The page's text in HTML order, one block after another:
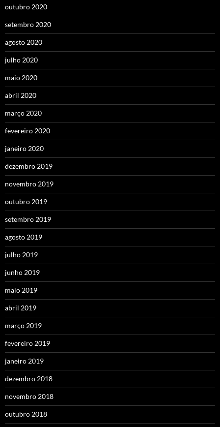
outubro 2020
setembro 2020
agosto 2020
julho 2020
maio 2020
abril 2020
março 2020
fevereiro 2020
janeiro 2020
dezembro 2019
novembro 2019
outubro 2019
setembro 2019
agosto 2019
julho 2019
junho 2019
maio 2019
abril 2019
março 2019
fevereiro 2019
janeiro 2019
dezembro 2018
novembro 2018
outubro 2018